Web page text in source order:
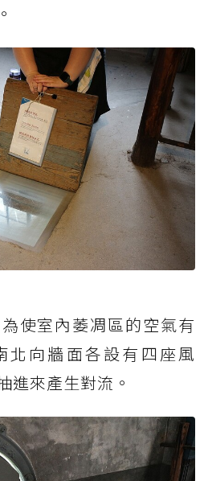
使室內萎凋區的空氣有
北向牆面各設有四座風
進來產生對流。